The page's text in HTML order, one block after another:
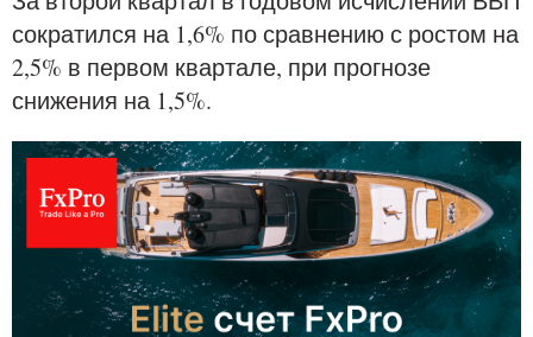
сократился на 1,6% по сравнению с ростом на
2,5% в первом квартале, при прогнозе
снижения на 1,5%.